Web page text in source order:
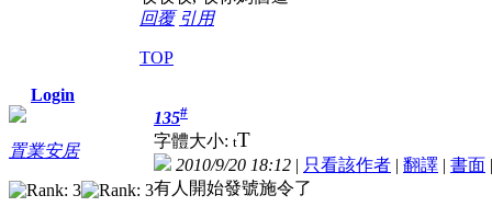
回覆 引用
TOP
Login
置業安居
135#
字體大小: tT
2010/9/20 18:12 | 只看該作者 | 翻譯 | 書面
有人開始發號施令了